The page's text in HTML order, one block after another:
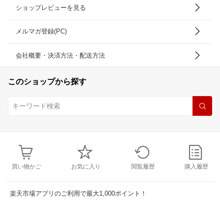
ショップレビューを見る
メルマガ登録(PC)
会社概要・決済方法・配送方法
このショップから探す
買い物かご お気に入り 閲覧履歴 購入履歴
楽天市場アプリのご利用で最大1,000ポイント！